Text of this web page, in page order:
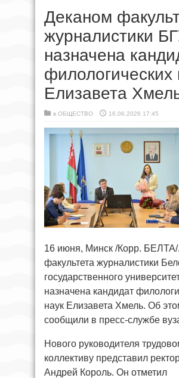
Деканом
журналистики
назначена
филологических
Елизавета
в ОБЩЕСТВО 16.06.2026 17:45
16 июня, Минск /Корр.
факультета журналистики
государственного
назначена кандидат
наук Елизавета Хмель. Об
сообщили в пресс-службе
Нового руководителя
коллективу представил
Андрей Король. Он отметил